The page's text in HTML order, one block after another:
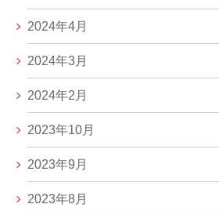
2024年4月
2024年3月
2024年2月
2023年10月
2023年9月
2023年8月